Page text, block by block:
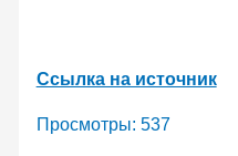
Ссылка на источник
Просмотры: 537